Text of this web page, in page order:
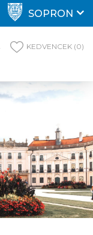
SOPRON
KEDVENCEK (0)